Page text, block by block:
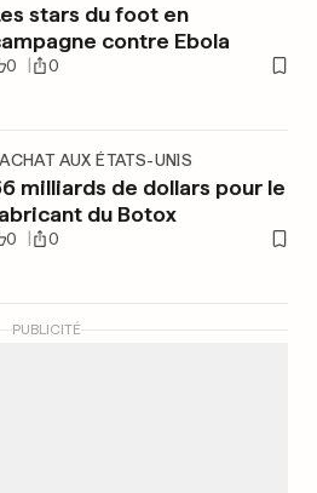
stars du foot en
contre Ebola
0 0
AUX ÉTATS-UNIS
milliards de dollars pour le
du Botox
0 0
PUBLICITÉ